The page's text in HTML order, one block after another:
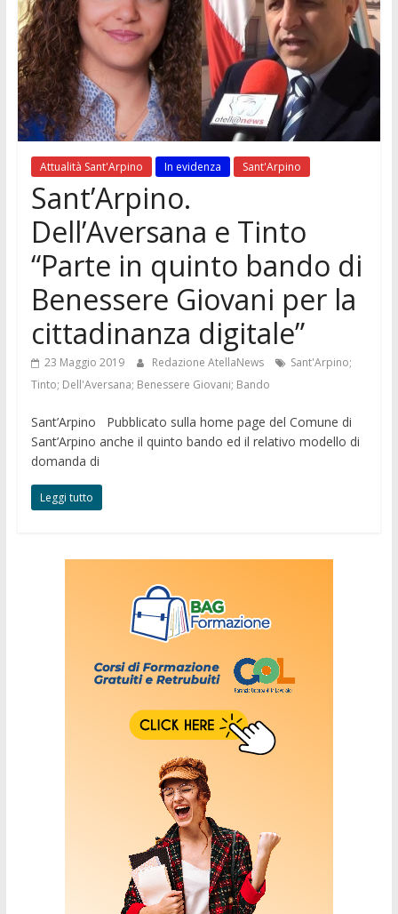
Attualità Sant'Arpino In evidenza Sant'Arpino
Sant’Arpino.
Dell’Aversana e Tinto
“Parte in quinto bando di
Benessere Giovani per la
cittadinanza digitale”
23 Maggio 2019 Redazione AtellaNews
Sant'Arpino;
Tinto; Dell'Aversana; Benessere Giovani; Bando
Sant’Arpino Pubblicato sulla home page del Comune di
Sant’Arpino anche il quinto bando ed il relativo modello di
domanda di
Leggi tutto